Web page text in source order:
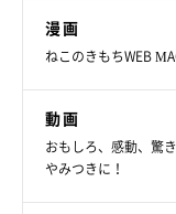
健康で楽しく毎日
写真提供・取材協力／
漫画
ねこのきもちWEB
動画
おもしろ、感動、驚
やみつきに！